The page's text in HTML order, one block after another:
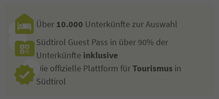
Über 10.000 Unterkünfte zur Auswahl
Südtirol Guest Pass in über 90% der
Unterkünfte inklusive
Die offizielle Plattform fürTourismus in
Südtirol